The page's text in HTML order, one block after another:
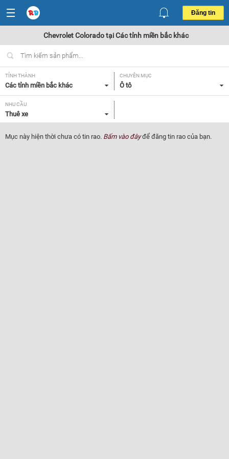
Đăng tin
Chevrolet Colorado tại Các tỉnh miền bắc khác
TỈNH THÀNH
Các tỉnh miền bắc khác
CHUYÊN MỤC
Ô tô
NHU CẦU
Thuê xe
Mục này hiện thời chưa có tin rao. Bấm vào đâyđể đăng tin rao của bạn.